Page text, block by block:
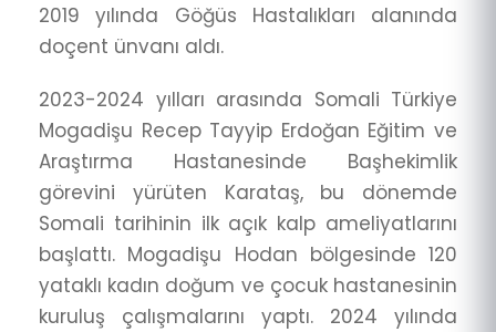
2019 yılında Göğüs Hastalıkları alanında
doçent ünvanı aldı.
2023-2024 yılları arasında Somali Türkiye
Mogadişu Recep Tayyip Erdoğan Eğitim ve
Araştırma Hastanesinde Başhekimlik
görevini yürüten Karataş, bu dönemde
Somali tarihinin ilk açık kalp ameliyatlarını
başlattı. Mogadişu Hodan bölgesinde 120
yataklı kadın doğum ve çocuk hastanesinin
kuruluş çalışmalarını yaptı. 2024 yılında